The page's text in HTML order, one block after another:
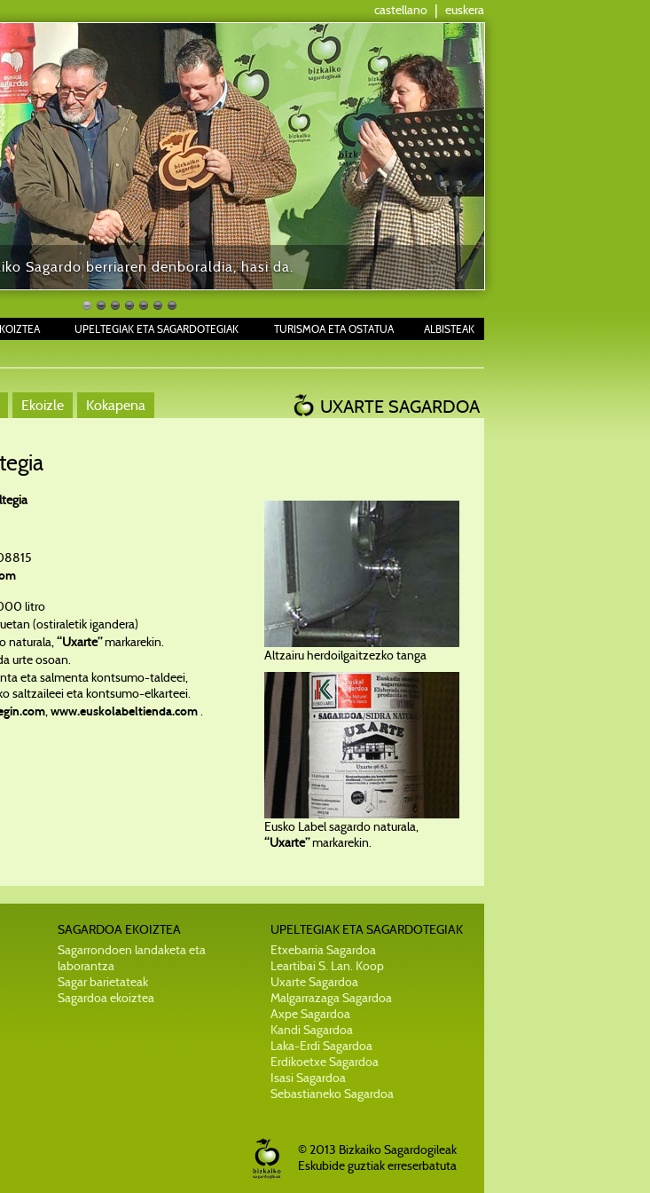
castellano | euskera
Sagardo berriaren denboraldia, hasi da.
UPELTEGIAK ETA SAGARDOTEGIAK TURISMOA ETA OSTATUA ALBISTEAK
Ekoizle Kokapena UXARTE SAGARDOA
litro
(ostiraletik igandera)
naturala,“Uxarte”markarekin.
urte osoan.
eta salmenta kontsumo-taldeei,
saltzaileei eta kontsumo-elkarteei.
,www.euskolabeltienda.com.
Altzairu herdoilgaitzezko tanga
Eusko Label sagardo naturala,
“Uxarte”markarekin.
SAGARDOA EKOIZTEA
Sagarrondoen landaketa eta
laborantza
Sagar barietateak
Sagardoa ekoiztea
UPELTEGIAK ETA SAGARDOTEGIAK
Etxebarria Sagardoa
Leartibai S. Lan. Koop
Uxarte Sagardoa
Malgarrazaga Sagardoa
Axpe Sagardoa
Kandi Sagardoa
Laka-Erdi Sagardoa
Erdikoetxe Sagardoa
Isasi Sagardoa
Sebastianeko Sagardoa
© 2013 Bizkaiko Sagardogileak
Eskubide guztiak erreserbatuta